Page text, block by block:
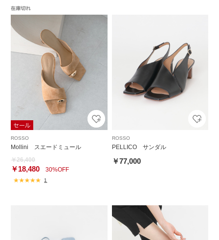
ROSSO
Mollini スエードミュール
￥26,400
￥18,480 30%OFF
1
ROSSO
PELLICO サンダル
￥77,000